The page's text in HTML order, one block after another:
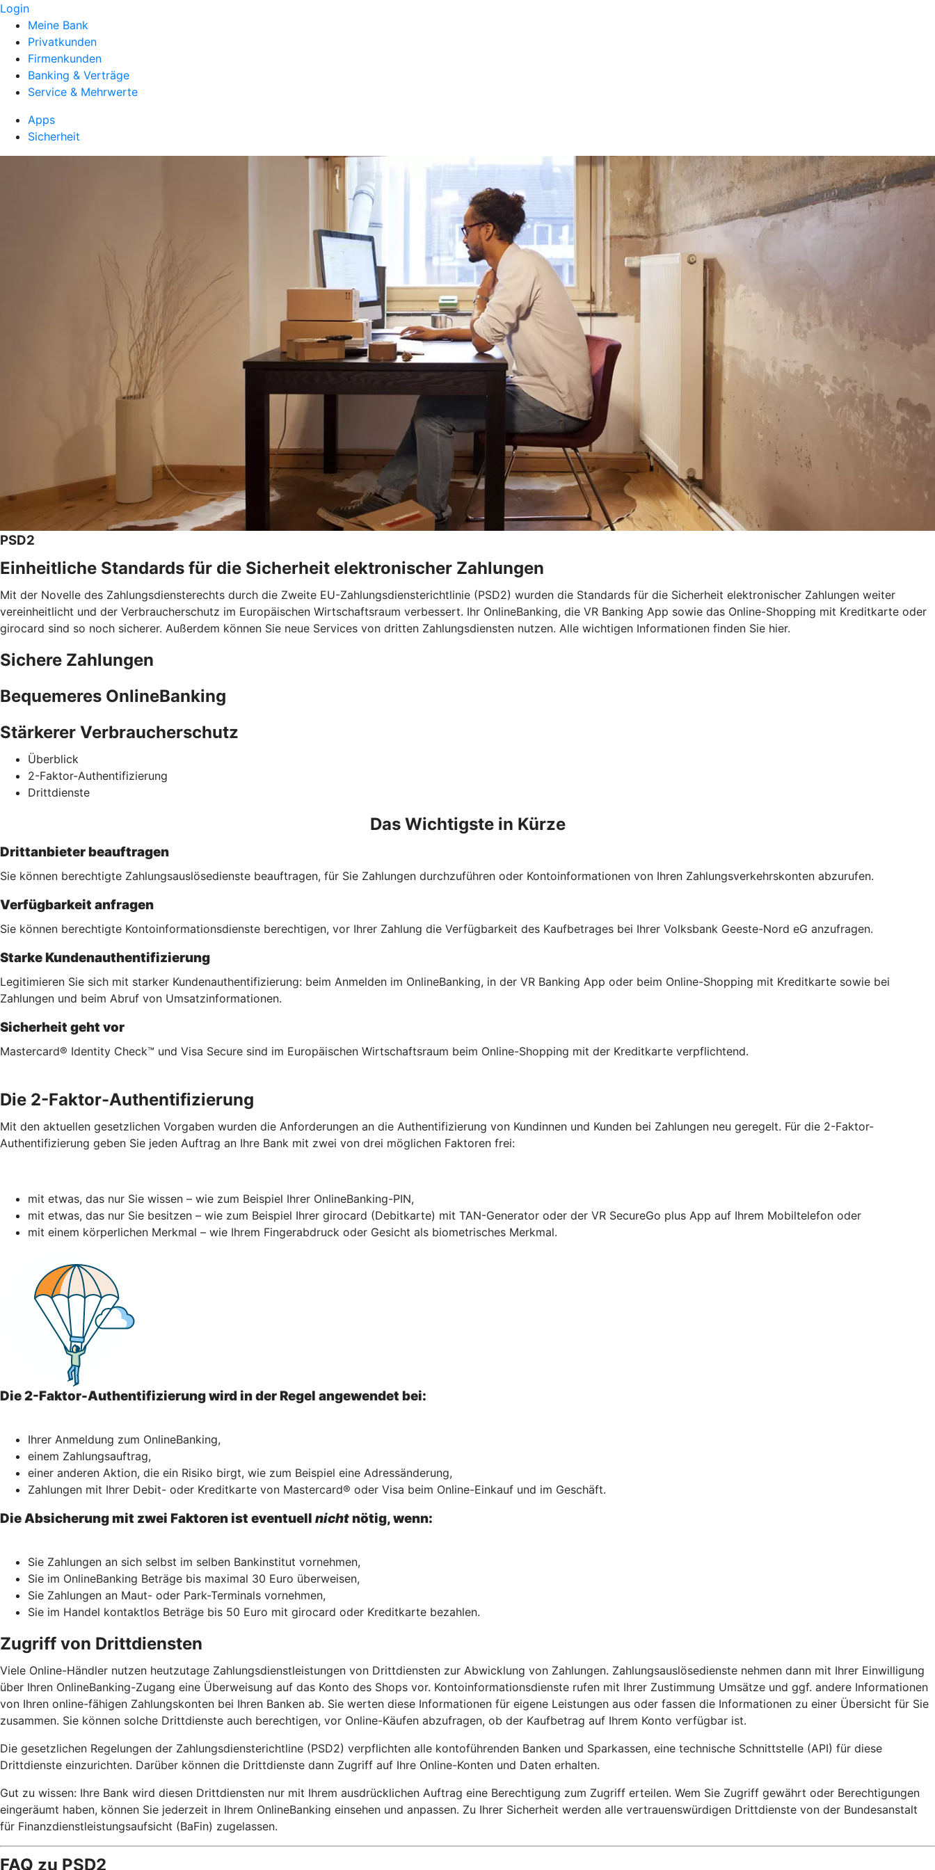
Login
Meine Bank
Privatkunden
Firmenkunden
Banking & Verträge
Service & Mehrwerte
Apps
Sicherheit
PSD2
Einheitliche Standards für die Sicherheit elektronischer Zahlungen
Mit der Novelle des Zahlungsdiensterechts durch die Zweite EU-Zahlungsdiensterichtlinie (PSD2) wurden die Standards für die Sicherheit elektronischer Zahlungen weiter
vereinheitlicht und der Verbraucherschutz im Europäischen Wirtschaftsraum verbessert. Ihr OnlineBanking, die VR Banking App sowie das Online-Shopping mit Kreditkarte oder
girocard sind so noch sicherer. Außerdem können Sie neue Services von dritten Zahlungsdiensten nutzen. Alle wichtigen Informationen finden Sie hier.
Sichere Zahlungen
Bequemeres OnlineBanking
Stärkerer Verbraucherschutz
Überblick
2-Faktor-Authentifizierung
Drittdienste
Das Wichtigste in Kürze
Drittanbieter beauftragen
Sie können berechtigte Zahlungsauslösedienste beauftragen, für Sie Zahlungen durchzuführen oder Kontoinformationen von Ihren Zahlungsverkehrskonten abzurufen.
Verfügbarkeit anfragen
Sie können berechtigte Kontoinformationsdienste berechtigen, vor Ihrer Zahlung die Verfügbarkeit des Kaufbetrages bei Ihrer Volksbank Geeste-Nord eG anzufragen.
Starke Kundenauthentifizierung
Legitimieren Sie sich mit starker Kundenauthentifizierung: beim Anmelden im OnlineBanking, in der VR Banking App oder beim Online-Shopping mit Kreditkarte sowie bei
Zahlungen und beim Abruf von Umsatzinformationen.
Sicherheit geht vor
Mastercard® Identity Check™ und Visa Secure sind im Europäischen Wirtschaftsraum beim Online-Shopping mit der Kreditkarte verpflichtend.
Die 2-Faktor-Authentifizierung
Mit den aktuellen gesetzlichen Vorgaben wurden die Anforderungen an die Authentifizierung von Kundinnen und Kunden bei Zahlungen neu geregelt. Für die 2-Faktor-
Authentifizierung geben Sie jeden Auftrag an Ihre Bank mit zwei von drei möglichen Faktoren frei:
mit etwas, das nur Sie wissen – wie zum Beispiel Ihrer OnlineBanking-PIN,
mit etwas, das nur Sie besitzen – wie zum Beispiel Ihrer girocard (Debitkarte) mit TAN-Generator oder der VR SecureGo plus App auf Ihrem Mobiltelefon oder
mit einem körperlichen Merkmal – wie Ihrem Fingerabdruck oder Gesicht als biometrisches Merkmal.
Die 2-Faktor-Authentifizierung wird in der Regel angewendet bei:
Ihrer Anmeldung zum OnlineBanking,
einem Zahlungsauftrag,
einer anderen Aktion, die ein Risiko birgt, wie zum Beispiel eine Adressänderung,
Zahlungen mit Ihrer Debit- oder Kreditkarte von Mastercard® oder Visa beim Online-Einkauf und im Geschäft.
Die Absicherung mit zwei Faktoren ist eventuell nicht nötig, wenn:
Sie Zahlungen an sich selbst im selben Bankinstitut vornehmen,
Sie im OnlineBanking Beträge bis maximal 30 Euro überweisen,
Sie Zahlungen an Maut- oder Park-Terminals vornehmen,
Sie im Handel kontaktlos Beträge bis 50 Euro mit girocard oder Kreditkarte bezahlen.
Zugriff von Drittdiensten
Viele Online-Händler nutzen heutzutage Zahlungsdienstleistungen von Drittdiensten zur Abwicklung von Zahlungen. Zahlungsauslösedienste nehmen dann mit Ihrer Einwilligung
über Ihren OnlineBanking-Zugang eine Überweisung auf das Konto des Shops vor. Kontoinformationsdienste rufen mit Ihrer Zustimmung Umsätze und ggf. andere Informationen
von Ihren online-fähigen Zahlungskonten bei Ihren Banken ab. Sie werten diese Informationen für eigene Leistungen aus oder fassen die Informationen zu einer Übersicht für Sie
zusammen. Sie können solche Drittdienste auch berechtigen, vor Online-Käufen abzufragen, ob der Kaufbetrag auf Ihrem Konto verfügbar ist.
Die gesetzlichen Regelungen der Zahlungsdiensterichtline (PSD2) verpflichten alle kontoführenden Banken und Sparkassen, eine technische Schnittstelle (API) für diese
Drittdienste einzurichten. Darüber können die Drittdienste dann Zugriff auf Ihre Online-Konten und Daten erhalten.
Gut zu wissen: Ihre Bank wird diesen Drittdiensten nur mit Ihrem ausdrücklichen Auftrag eine Berechtigung zum Zugriff erteilen. Wem Sie Zugriff gewährt oder Berechtigungen
eingeräumt haben, können Sie jederzeit in Ihrem OnlineBanking einsehen und anpassen. Zu Ihrer Sicherheit werden alle vertrauenswürdigen Drittdienste von der Bundesanstalt
für Finanzdienstleistungsaufsicht (BaFin) zugelassen.
FAQ zu PSD2